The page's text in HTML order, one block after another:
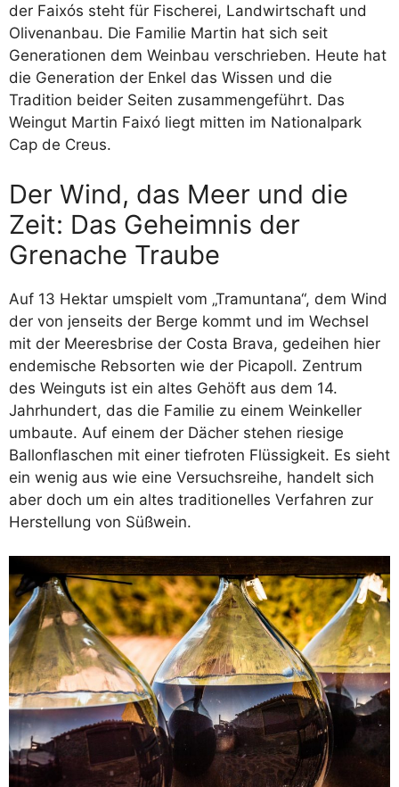
der Faixós steht für Fischerei, Landwirtschaft und
Olivenanbau. Die Familie Martin hat sich seit
Generationen dem Weinbau verschrieben. Heute hat
die Generation der Enkel das Wissen und die
Tradition beider Seiten zusammengeführt. Das
Weingut Martin Faixó liegt mitten im Nationalpark
Cap de Creus.
Der Wind, das Meer und die
Zeit: Das Geheimnis der
Grenache Traube
Auf 13 Hektar umspielt vom „Tramuntana“, dem Wind
der von jenseits der Berge kommt und im Wechsel
mit der Meeresbrise der Costa Brava, gedeihen hier
endemische Rebsorten wie der Picapoll. Zentrum
des Weinguts ist ein altes Gehöft aus dem 14.
Jahrhundert, das die Familie zu einem Weinkeller
umbaute. Auf einem der Dächer stehen riesige
Ballonflaschen mit einer tiefroten Flüssigkeit. Es sieht
ein wenig aus wie eine Versuchsreihe, handelt sich
aber doch um ein altes traditionelles Verfahren zur
Herstellung von Süßwein.